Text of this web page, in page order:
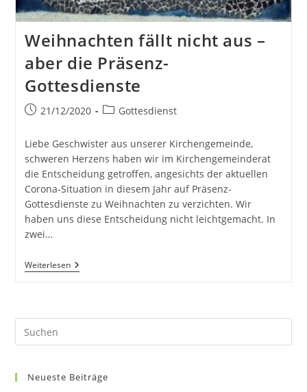
Weihnachten fällt nicht aus –
aber die Präsenz-
Gottesdienste
21/12/2020 Gottesdienst
Liebe Geschwister aus unserer Kirchengemeinde,
schweren Herzens haben wir im Kirchengemeinderat
die Entscheidung getroffen, angesichts der aktuellen
Corona-Situation in diesem Jahr auf Präsenz-
Gottesdienste zu Weihnachten zu verzichten. Wir
haben uns diese Entscheidung nicht leichtgemacht. In
zwei…
Weiterlesen
Neueste Beiträge